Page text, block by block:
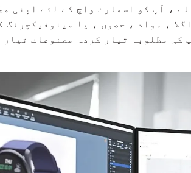
، آپ کو اسمارٹ واچ کے لئے اپنی
، مواد ، حصوں ، یا مینوفیکچرنگ
کی مطلوبہ تیار کردہ مصنوعات تیار